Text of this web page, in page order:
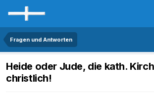
Fragen und Antworten
Heide oder Jude, die kath.
christlich!